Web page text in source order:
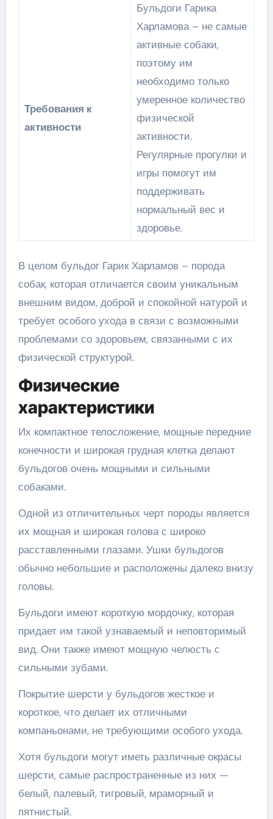
Требования к
активности
Бульдоги Гарика
Харламова – не самые
активные собаки,
поэтому им
необходимо только
умеренное количество
физической
активности.
Регулярные прогулки и
игры помогут им
поддерживать
нормальный вес и
здоровье.
В целом бульдог Гарик Харламов – порода
собак, которая отличается своим уникальным
внешним видом, доброй и спокойной натурой и
требует особого ухода в связи с возможными
проблемами со здоровьем, связанными с их
физической структурой.
Физические
характеристики
Их компактное телосложение, мощные передние
конечности и широкая грудная клетка делают
бульдогов очень мощными и сильными
собаками.
Одной из отличительных черт породы является
их мощная и широкая голова с широко
расставленными глазами. Ушки бульдогов
обычно небольшие и расположены далеко внизу
головы.
Бульдоги имеют короткую мордочку, которая
придает им такой узнаваемый и неповторимый
вид. Они также имеют мощную челюсть с
сильными зубами.
Покрытие шерсти у бульдогов жесткое и
короткое, что делает их отличными
компаньонами, не требующими особого ухода.
Хотя бульдоги могут иметь различные окрасы
шерсти, самые распространенные из них —
белый, палевый, тигровый, мраморный и
пятнистый.